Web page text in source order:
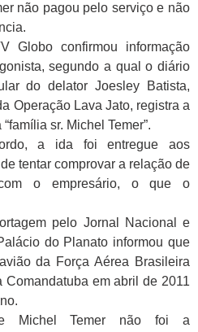
não pagou pelo serviço e não
Globo confirmou informação
segundo a qual o diário
do delator Joesley Batista,
Operação Lava Jato, registra a
sr. Michel Temer”.
a ida foi entregue aos
tentar comprovar a relação de
o empresário, o que o
pelo Jornal Nacional e
do Planato informou que
da Força Aérea Brasileira
Comandatuba em abril de 2011
Michel Temer não foi a